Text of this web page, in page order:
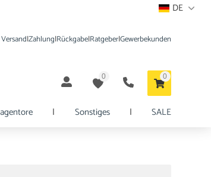
DE
Versand|Zahlung|Rückgabe|Ratgeber|Gewerbekunden
0 0
| Sonstiges | SALE